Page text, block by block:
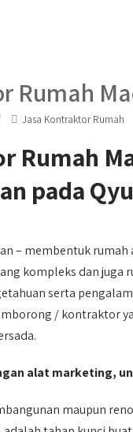
Rumah
Jasa Kontraktor Rumah
Rumah
pada
– membentuk
kompleks dan
serta
/ kontraktor
alat marketing,
maupun